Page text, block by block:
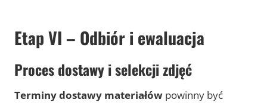
Etap VI – Odbiór i ewaluacja
Proces dostawy i selekcji zdjęć
Terminy dostawy materiałów powinny być